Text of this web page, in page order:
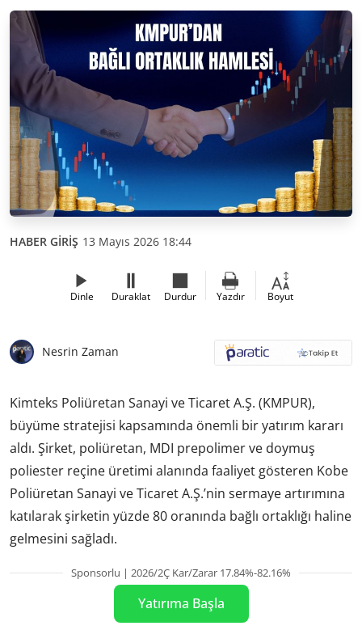
HABER GİRİŞ 13 Mayıs 2026 18:44
Dinle Duraklat Durdur Yazdır Boyut
Nesrin Zaman
Kimteks Poliüretan Sanayi ve Ticaret A.Ş. (KMPUR),
büyüme stratejisi kapsamında önemli bir yatırım kararı
aldı. Şirket, poliüretan, MDI prepolimer ve doymuş
poliester reçine üretimi alanında faaliyet gösteren Kobe
Poliüretan Sanayi ve Ticaret A.Ş.’nin sermaye artırımına
katılarak şirketin yüzde 80 oranında bağlı ortaklığı haline
gelmesini sağladı.
Sponsorlu | 2026/2Ç Kar/Zarar 17.84%-82.16%
Yatırıma Başla